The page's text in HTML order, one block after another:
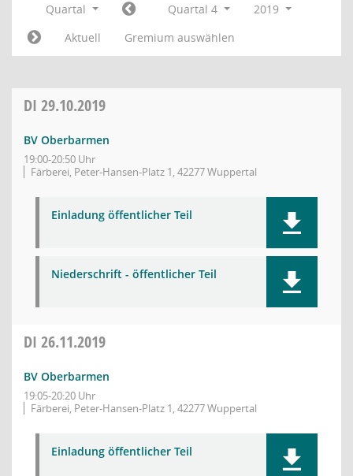
Quartal Quartal 4
2019
Aktuell
Gremium auswählen
DI 29.10.2019
BV Oberbarmen
19:00-20:50 Uhr
Färberei, Peter-Hansen-Platz 1, 42277 Wuppertal
Einladung öffentlicher Teil
Niederschrift - öffentlicher Teil
DI 26.11.2019
BV Oberbarmen
19:05-20:20 Uhr
Färberei, Peter-Hansen-Platz 1, 42277 Wuppertal
Einladung öffentlicher Teil